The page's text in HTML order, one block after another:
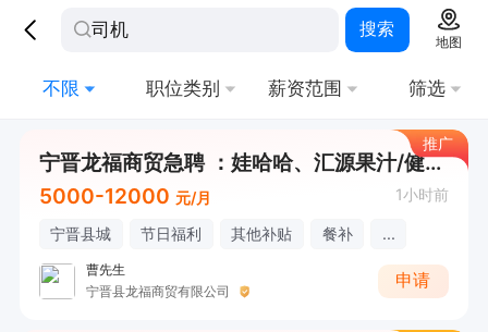
搜索
地图
不限 职位类别 薪资范围 筛选
推广
宁晋龙福商贸急聘 ：娃哈哈、汇源果汁/健力宝司机兼业务（薪资5K-12K）
5000-12000 元/月 1小时前
宁晋县城 节日福利 其他补贴 餐补 ...
曹先生
宁晋县龙福商贸有限公司
申请